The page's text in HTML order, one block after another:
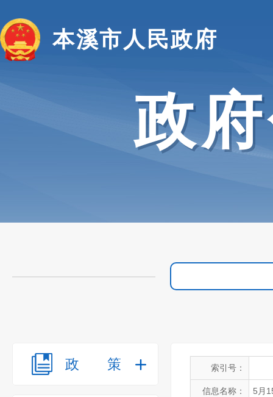
本溪市人民政府
政
政策 索引号：
信息名称： 5月